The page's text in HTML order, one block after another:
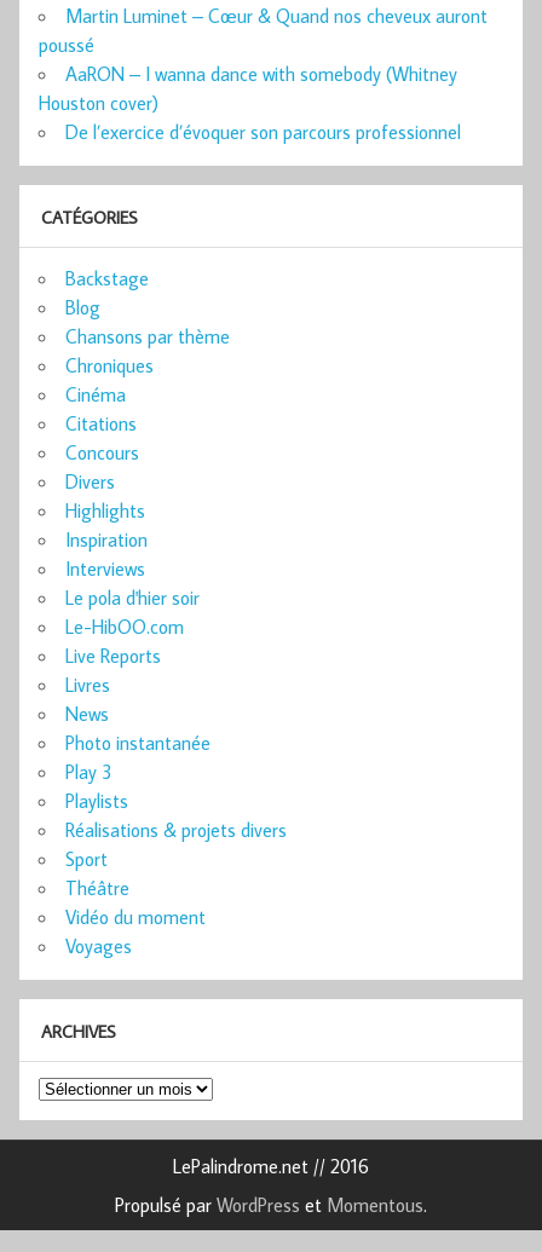
Martin Luminet – Cœur & Quand nos cheveux auront
poussé
AaRON – I wanna dance with somebody (Whitney
Houston cover)
De l’exercice d’évoquer son parcours professionnel
CATÉGORIES
Backstage
Blog
Chansons par thème
Chroniques
Cinéma
Citations
Concours
Divers
Highlights
Inspiration
Interviews
Le pola d'hier soir
Le-HibOO.com
Live Reports
Livres
News
Photo instantanée
Play 3
Playlists
Réalisations & projets divers
Sport
Théâtre
Vidéo du moment
Voyages
ARCHIVES
Archives
LePalindrome.net // 2016
Propulsé par WordPress et Momentous.